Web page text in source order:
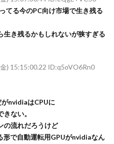
てる今のPC向け市場で生き残る
生き残るかもしれないが狭すぎる
) 15:15:00.22 ID:q5oVO6Rn0
nvidiaはCPUに
ない。
の流れだろうけど
形で自動運転用GPUがnvidiaなん